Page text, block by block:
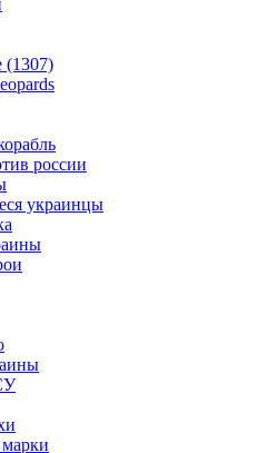
(1307)
россии
украинцы